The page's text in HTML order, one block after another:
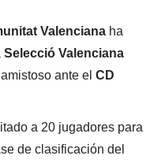
Valencianaha
Selecció Valenciana
ante el CD
a 20 jugadores para
de clasificación del